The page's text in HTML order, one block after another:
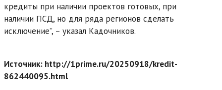
кредиты при наличии проектов готовых, при
наличии ПСД, но для ряда регионов сделать
исключение”, – указал Кадочников.
Источник: http://1prime.ru/20250918/kredit-
862440095.html